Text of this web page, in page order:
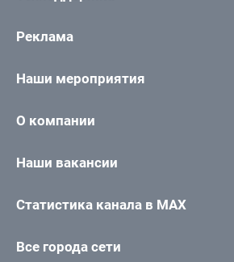
Реклама
Наши мероприятия
О компании
Наши вакансии
Статистика канала в MAX
Все города сети